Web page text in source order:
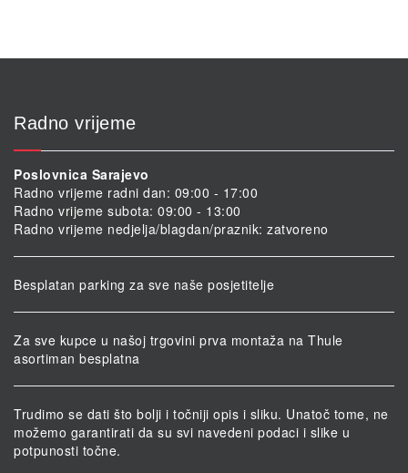
Radno vrijeme
Poslovnica Sarajevo
Radno vrijeme radni dan: 09:00 - 17:00
Radno vrijeme subota: 09:00 - 13:00
Radno vrijeme nedjelja/blagdan/praznik: zatvoreno
Besplatan parking za sve naše posjetitelje
Za sve kupce u našoj trgovini prva montaža na Thule
asortiman besplatna
Trudimo se dati što bolji i točniji opis i sliku. Unatoč tome, ne
možemo garantirati da su svi navedeni podaci i slike u
potpunosti točne.